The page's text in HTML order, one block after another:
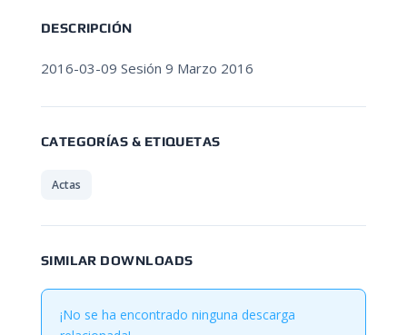
DESCRIPCIÓN
2016-03-09 Sesión 9 Marzo 2016
CATEGORÍAS & ETIQUETAS
Actas
SIMILAR DOWNLOADS
¡No se ha encontrado ninguna descarga